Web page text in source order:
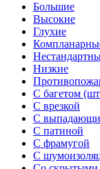
Большие
Высокие
Глухие
Низкие
С багетом
С врезкой
С
С патиной
С фрамугой
С